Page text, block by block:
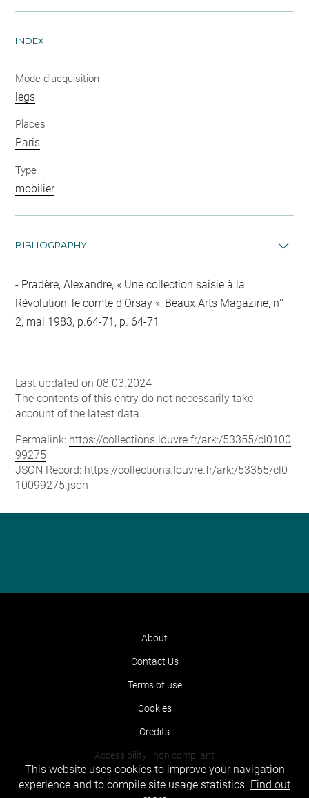
INDEX
Mode d'acquisition
legs
Places
Paris
Type
mobilier
BIBLIOGRAPHY
Pradère, Alexandre, « Une collection saisie à la
Révolution, le comte d'Orsay », Beaux Arts Magazine, n°
2, mai 1983, p.64-71, p. 64-71
Last updated on 08.03.2024
The contents of this entry do not necessarily take
account of the latest data.
Permalink: https://collections.louvre.fr/ark:/53355/cl0100
99275
JSON Record: https://collections.louvre.fr/ark:/53355/cl0
10099275.json
About
Contact Us
Terms of use
Cookies
Credits
Accessibility : non compliant
This website uses cookies to improve your navigation
experience and to compile site usage statistics. Find out